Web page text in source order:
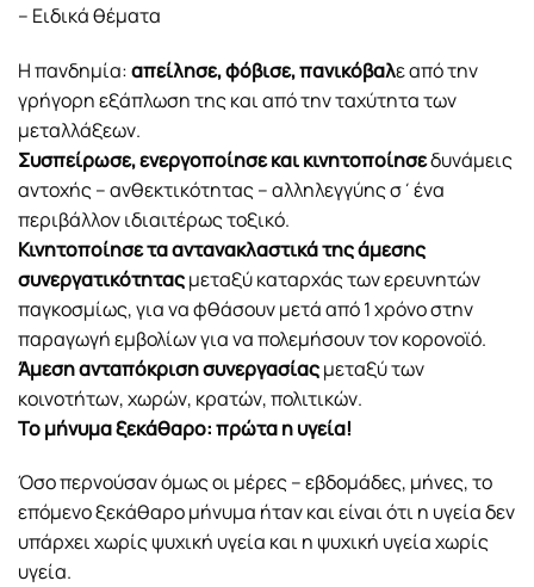
– Ειδικά θέματα
Η πανδημία:απείλησε, φόβισε, πανικόβαλε από την
γρήγορη εξάπλωση της και από την ταχύτητα των
μεταλλάξεων.
Συσπείρωσε, ενεργοποίησε και κινητοποίησεδυνάμεις
αντοχής – ανθεκτικότητας – αλληλεγγύης σ΄ένα
περιβάλλον ιδιαιτέρως τοξικό.
Κινητοποίησε τα αντανακλαστικά της άμεσης
συνεργατικότηταςμεταξύ καταρχάς των ερευνητών
παγκοσμίως, για να φθάσουν μετά από 1 χρόνο στην
παραγωγή εμβολίων για να πολεμήσουν τον κορονοϊό.
Άμεση ανταπόκριση συνεργασίαςμεταξύ των
κοινοτήτων, χωρών, κρατών, πολιτικών.
Το μήνυμα ξεκάθαρο: πρώτα η υγεία!
Όσο περνούσαν όμως οι μέρες – εβδομάδες, μήνες, το
επόμενο ξεκάθαρο μήνυμα ήταν και είναι ότι η υγεία δεν
υπάρχει χωρίς ψυχική υγεία και η ψυχική υγεία χωρίς
υγεία.